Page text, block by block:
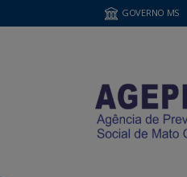
GOVERNO MS